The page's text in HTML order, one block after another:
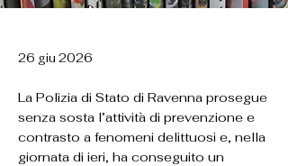
26 giu 2026
La Polizia di Stato di Ravenna prosegue
senza sosta l’attività di prevenzione e
contrasto a fenomeni delittuosi e, nella
giornata di ieri, ha conseguito un